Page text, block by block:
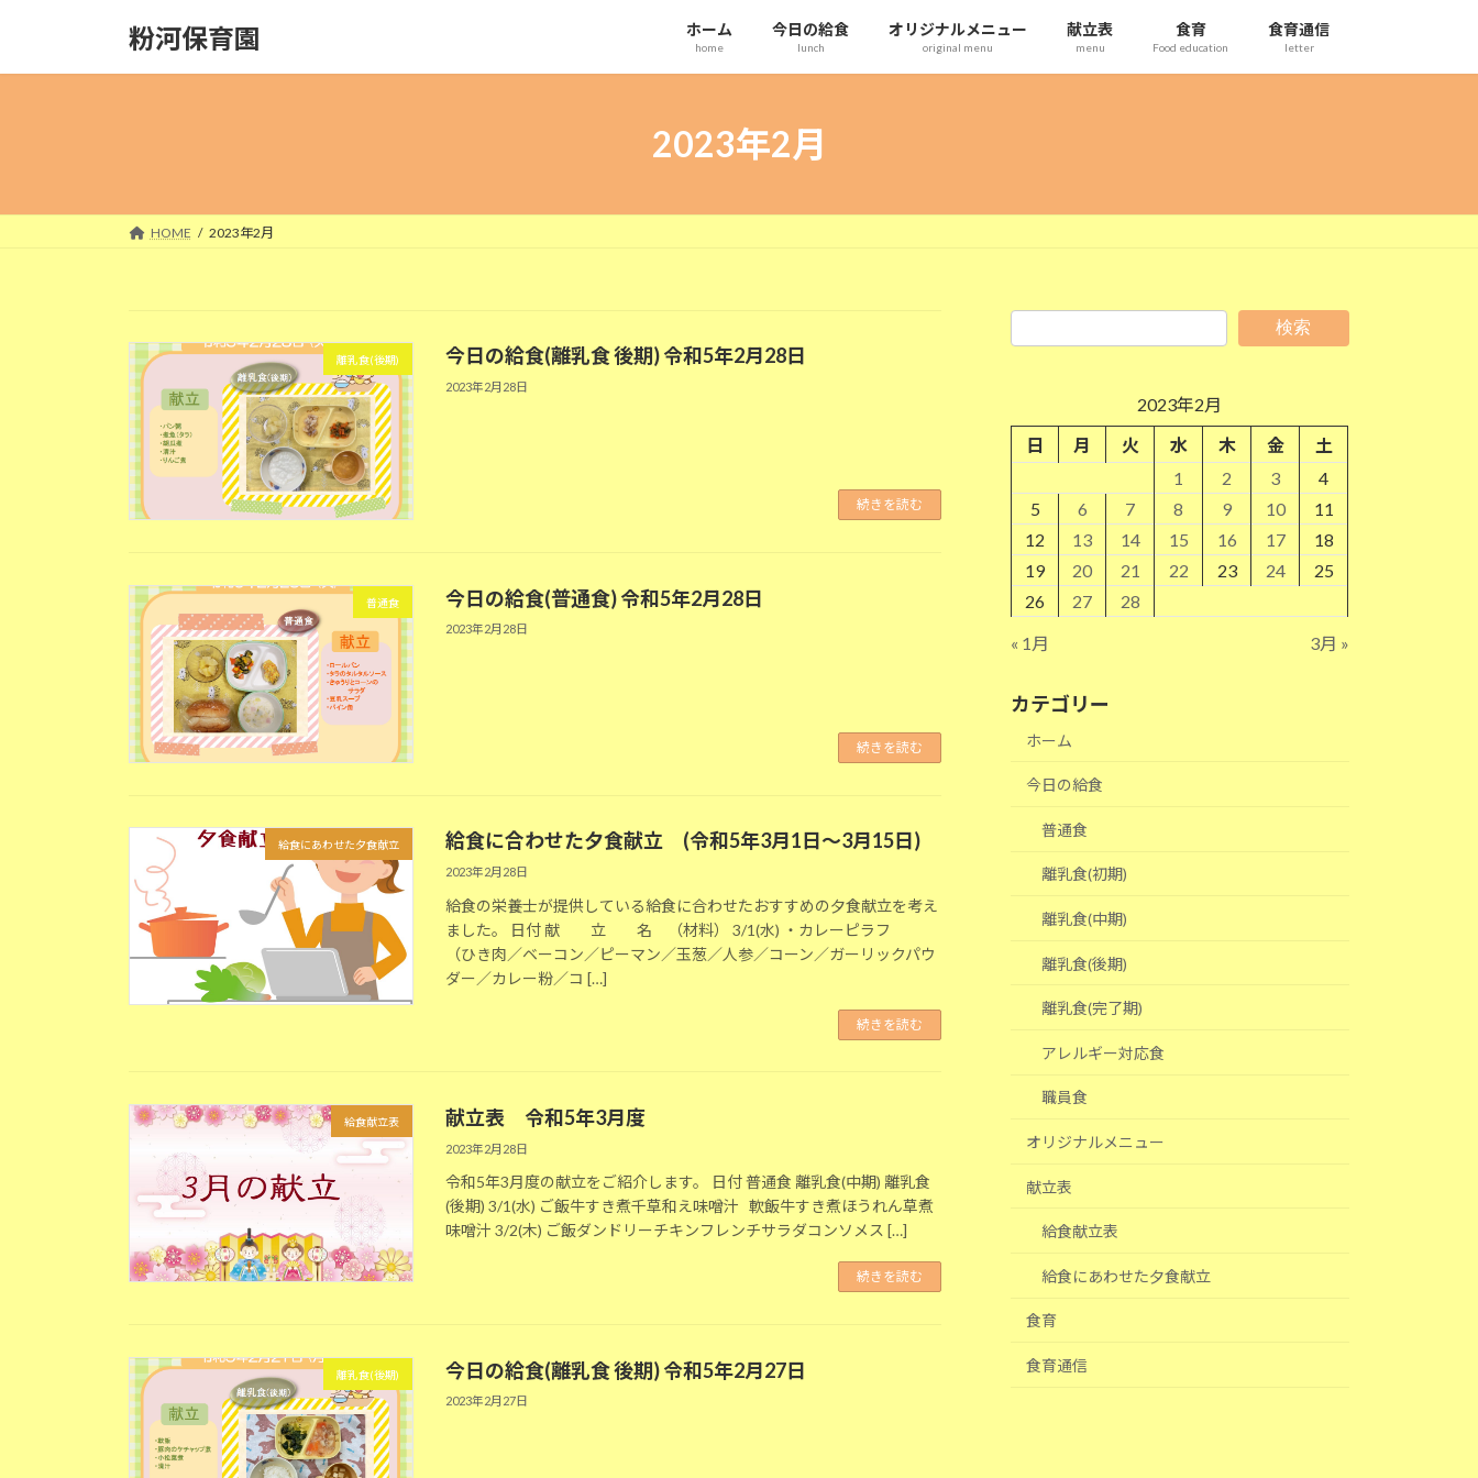
粉河保育園 ホーム
home
今日の給食
lunch
オリジナルメニュー
original menu
献立表
menu
食育
Food education
食育通信
letter
2023年2月
HOME 2023年2月
離乳食(後期) 今日の給食(離乳食 後期) 令和5年2月28日
2023年2月28日
続きを読む
普通食 今日の給食(普通食) 令和5年2月28日
2023年2月28日
続きを読む
給食にあわせた夕食献立 給食に合わせた夕食献立 (令和5年3月1日～3月15日)
2023年2月28日
給食の栄養士が提供している給食に合わせたおすすめの夕食献立を考え
ました。 日付 献 立 名 （材料） 3/1(水) ・カレーピラフ
（ひき肉／ベーコン／ピーマン／玉葱／人参／コーン／ガーリックパウ
ダー／カレー粉／コ […]
続きを読む
給食献立表 献立表 令和5年3月度
2023年2月28日
令和5年3月度の献立をご紹介します。 日付 普通食 離乳食(中期) 離乳食
(後期) 3/1(水) ご飯牛すき煮千草和え味噌汁 軟飯牛すき煮ほうれん草煮
味噌汁 3/2(木) ご飯ダンドリーチキンフレンチサラダコンソメス […]
続きを読む
離乳食(後期) 今日の給食(離乳食 後期) 令和5年2月27日
2023年2月27日
検索
2023年2月
日
月 火 水 木 金
土
1
2 3
4
5
6 7 8 9 10
11
12
13 14 15 16 17
18
19
20 21 22 23 24
25
26
27 28
« 1月 3月 »
カテゴリー
ホーム
今日の給食
普通食
離乳食(初期)
離乳食(中期)
離乳食(後期)
離乳食(完了期)
アレルギー対応食
職員食
オリジナルメニュー
献立表
給食献立表
給食にあわせた夕食献立
食育
食育通信